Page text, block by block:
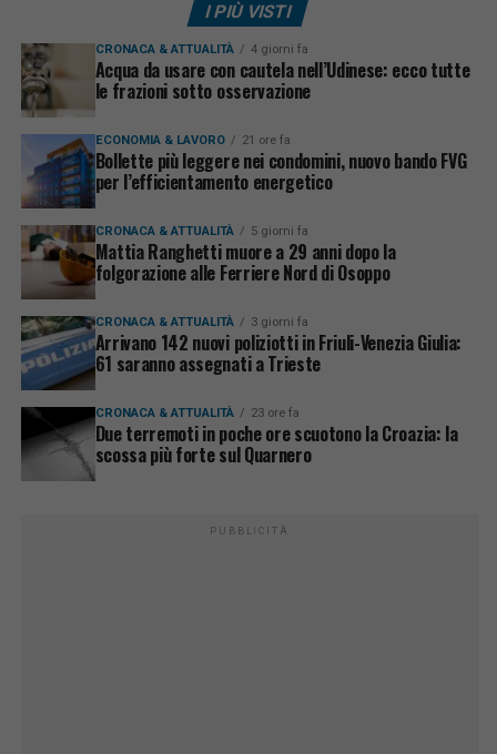
I PIÙ VISTI
CRONACA & ATTUALITÀ 4 giorni fa
Acqua da usare con cautela nell’Udinese: ecco tutte
le frazioni sotto osservazione
ECONOMIA & LAVORO 21 ore fa
Bollette più leggere nei condomini, nuovo bando FVG
per l’efficientamento energetico
CRONACA & ATTUALITÀ 5 giorni fa
Mattia Ranghetti muore a 29 anni dopo la
folgorazione alle Ferriere Nord di Osoppo
CRONACA & ATTUALITÀ 3 giorni fa
Arrivano 142 nuovi poliziotti in Friuli-Venezia Giulia:
61 saranno assegnati a Trieste
CRONACA & ATTUALITÀ 23 ore fa
Due terremoti in poche ore scuotono la Croazia: la
scossa più forte sul Quarnero
PUBBLICITÀ